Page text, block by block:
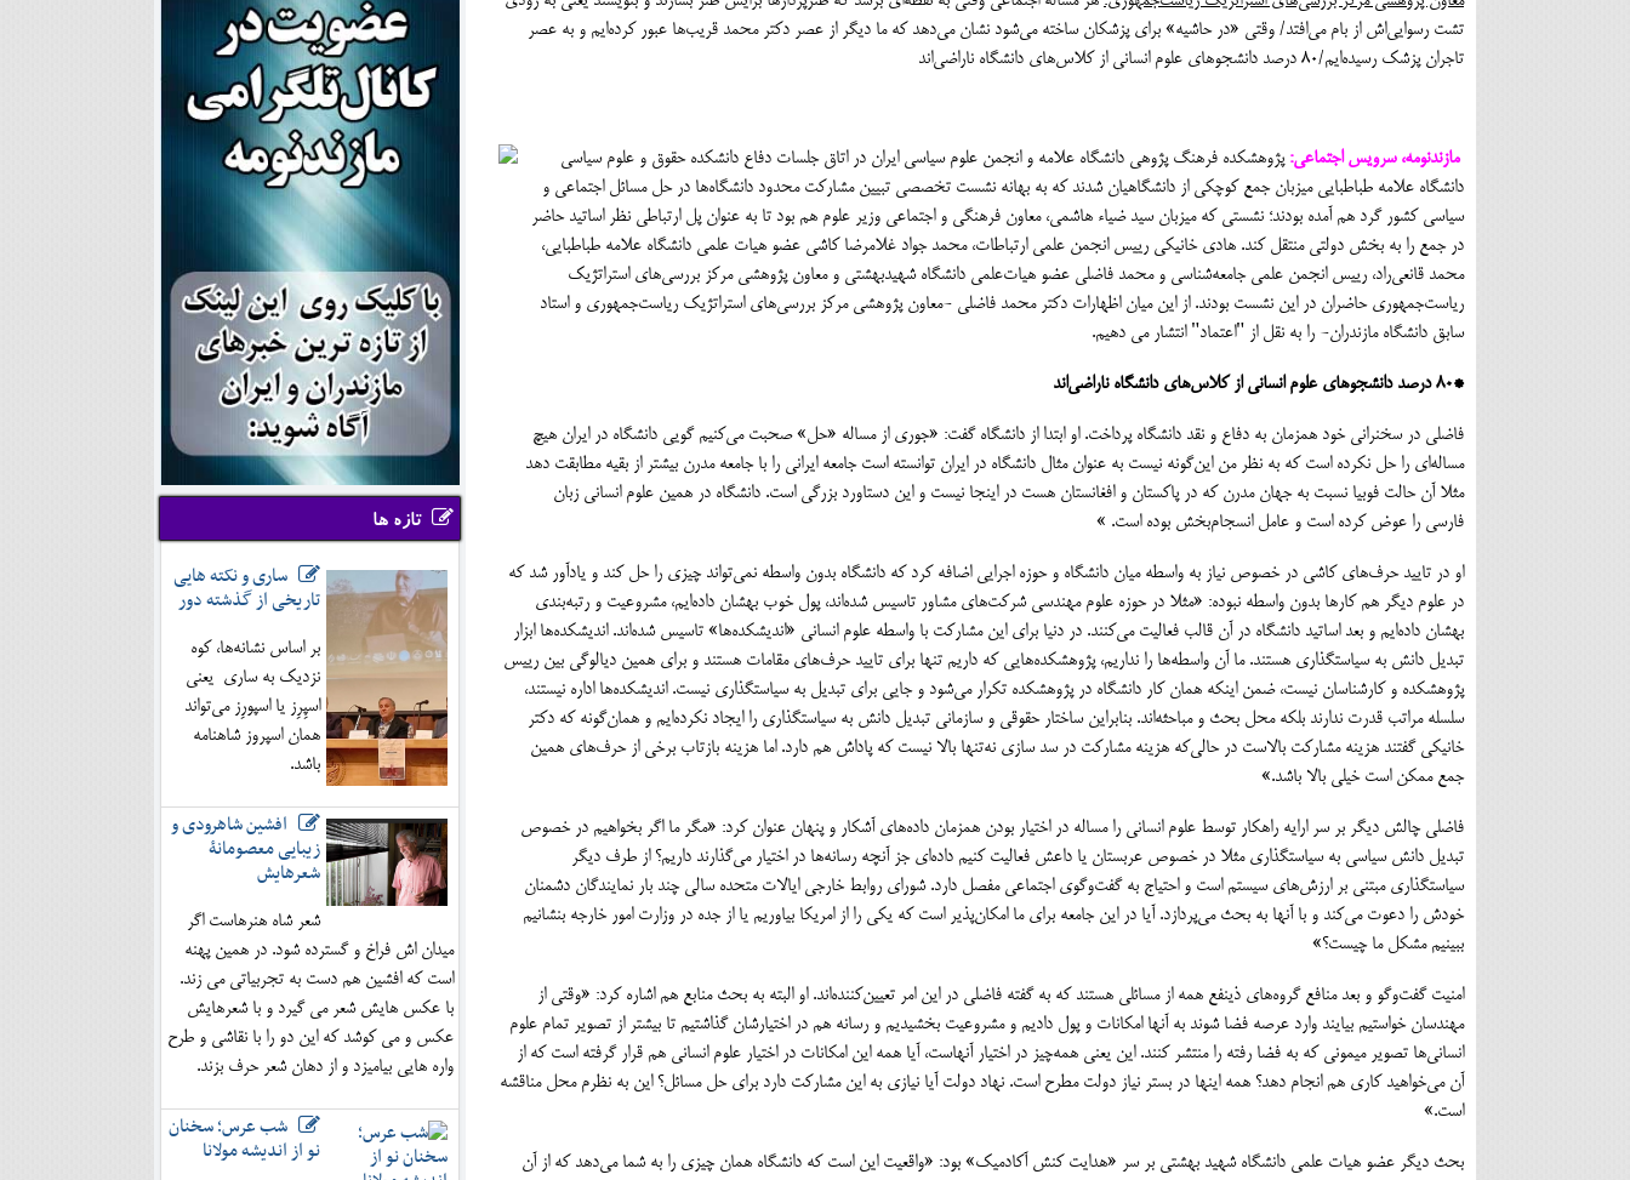
تشت رسوايي‌اش از بام مي‌افتد/ وقتي «در حاشيه» براي پزشكان ساخته مي‌شود نشان مي‌دهد كه ما ديگر از عصر دكتر محمد قريب‌ها عبور كرده‌ايم و به عصر
تاجران پزشك رسيده‌ايم/٨٠ درصد دانشجوهاي علوم انساني از كلاس‌هاي دانشگاه ناراضي‌اند
مازندنومه، سرویس اجتماعی: پژوهشكده فرهنگ پژوهي دانشگاه علامه و انجمن علوم سياسي ايران در اتاق جلسات دفاع دانشكده حقوق و علوم سياسي
دانشگاه علامه طباطبايي ميزبان جمع كوچكي از دانشگاهيان شدند كه به بهانه نشست تخصصي تبيين مشاركت محدود دانشگاه‌ها در حل مسائل اجتماعي و
سياسي كشور گرد هم آمده بودند؛ نشستي كه ميزبان سيد ضياء هاشمي، معاون فرهنگي و اجتماعي وزير علوم هم بود تا به عنوان پل ارتباطي نظر اساتيد حاضر
در جمع را به بخش دولتي منتقل كند. هادي خانيكي رييس انجمن علمي ارتباطات، محمد جواد غلامرضا كاشي عضو هيات علمي دانشگاه علامه طباطبايي،
محمد قانعي‌راد، رييس انجمن علمي جامعه‌شناسي و محمد فاضلي عضو هيات‌علمي دانشگاه شهيدبهشتي و معاون پژوهشي مركز بررسي‌هاي استراتژيك
رياست‌جمهوري حاضران در اين نشست بودند. از این میان اظهارات دکتر محمد فاضلي -معاون پژوهشي مركز بررسي‌هاي استراتژيك رياست‌جمهوري و استاد
سابق دانشگاه مازندران- را به نقل از "اعتماد" انتشار می دهیم.
*٨٠ درصد دانشجوهاي علوم انساني از كلاس‌هاي دانشگاه ناراضي‌اند
فاضلی در سخنراني خود همزمان به دفاع و نقد دانشگاه پرداخت. او ابتدا از دانشگاه گفت: «جوري از مساله «حل» صحبت مي‌كنيم گويي دانشگاه در ايران هيچ
مساله‌اي را حل نكرده است كه به نظر من اين‌گونه نيست به عنوان مثال دانشگاه در ايران توانسته است جامعه ايراني را با جامعه مدرن بيشتر از بقيه مطابقت دهد
مثلا آن حالت فوبيا نسبت به جهان مدرن كه در پاكستان و افغانستان هست در اينجا نيست و اين دستاورد بزرگي است. دانشگاه در همين علوم انساني زبان
فارسي را عوض كرده است و عامل انسجام‌بخش بوده است. »
او در تاييد حرف‌هاي كاشي در خصوص نياز به واسطه ميان دانشگاه و حوزه اجرايي اضافه كرد كه دانشگاه بدون واسطه نمي‌تواند چيزي را حل كند و يادآور شد كه
در علوم ديگر هم كارها بدون واسطه نبوده: «مثلا در حوزه علوم مهندسي شركت‌هاي مشاور تاسيس شده‌اند، پول خوب بهشان داده‌ايم، مشروعيت و رتبه‌بندي
بهشان داده‌ايم و بعد اساتيد دانشگاه در آن قالب فعاليت مي‌كنند. در دنيا براي اين مشاركت با واسطه علوم انساني «انديشكده‌ها» تاسيس شده‌اند. انديشكده‌ها ابزار
تبديل دانش به سياستگذاري هستند. ما آن واسطه‌ها را نداريم، پژوهشكده‌هايي كه داريم تنها براي تاييد حرف‌هاي مقامات هستند و براي همين ديالوگي بين رييس
پژوهشكده و كارشناسان نيست، ضمن اينكه همان كار دانشگاه در پژوهشكده تكرار مي‌شود و جايي براي تبديل به سياستگذاري نيست. انديشكده‌ها اداره نيستند،
سلسله مراتب قدرت ندارند بلكه محل بحث و مباحثه‌اند. بنابراين ساختار حقوقي و سازماني تبديل دانش به سياستگذاري را ايجاد نكرده‌ايم و همان‌گونه كه دكتر
خانيكي گفتند هزينه مشاركت بالاست در حالي‌كه هزينه مشاركت در سد سازي نه‌تنها بالا نيست كه پاداش هم دارد. اما هزينه بازتاب برخي از حرف‌هاي همين
جمع ممكن است خيلي بالا باشد.»
فاضلي چالش ديگر بر سر ارايه راهكار توسط علوم انساني را مساله در اختيار بودن همزمان داده‌هاي آشكار و پنهان عنوان كرد: «مگر ما اگر بخواهيم در خصوص
تبديل دانش سياسي به سياستگذاري مثلا در خصوص عربستان يا داعش فعاليت كنيم داده‌اي جز آنچه رسانه‌ها در اختيار مي‌گذارند داريم؟ از طرف ديگر
سياستگذاري مبتني بر ارزش‌هاي سيستم است و احتياج به گفت‌وگوي اجتماعي مفصل دارد. شوراي روابط خارجي ايالات متحده سالي چند بار نمايندگان دشمنان
خودش را دعوت مي‌كند و با آنها به بحث مي‌پردازد. آيا در اين جامعه براي ما امكان‌پذير است كه يكي را از امريكا بياوريم يا از جده در وزارت امور خارجه بنشانيم
ببينيم مشكل ما چيست؟»
امنيت گفت‌وگو و بعد منافع گروه‌هاي ذينفع همه از مسائلي هستند كه به گفته فاضلي در اين امر تعيين‌كننده‌اند. او البته به بحث منابع هم اشاره كرد: «وقتي از
مهندسان خواستيم بيايند وارد عرصه فضا شوند به آنها امكانات و پول داديم و مشروعيت بخشيديم و رسانه هم در اختيارشان گذاشتيم تا بيشتر از تصوير تمام علوم
انساني‌ها تصوير ميموني كه به فضا رفته را منتشر كنند. اين يعني همه‌چيز در اختيار آنهاست، آيا همه اين امكانات در اختيار علوم انساني هم قرار گرفته است كه از
آن مي‌خواهيد كاري هم انجام دهد؟ همه اينها در بستر نياز دولت مطرح است. نهاد دولت آيا نيازي به اين مشاركت دارد براي حل مسائل؟ اين به نظرم محل مناقشه
است.»
بحث ديگر عضو هيات علمي دانشگاه شهيد بهشتي بر سر «هدايت كنش آكادميك» بود: «واقعيت اين است كه دانشگاه همان چيزي را به شما مي‌دهد كه از آن
تازه ها
ساری و نکته هایی
تاریخی از گذشته دور
بر اساس نشانه‌ها، کوه
نزدیک به ساری یعنی
اسپِرِز یا اسپورِز می‌تواند
همان اسپروز شاهنامه
باشد.
افشین شاهرودی و
زیبایی معصومانۀ
شعرهایش
شعر شاه هنرهاست اگر
میدان اش فراخ و گسترده شود. در همین پهنه
است که افشین هم دست به تجربیاتی می زند.
با عکس هایش شعر می گیرد و با شعرهایش
عکس و می کوشد که این دو را با نقاشی و طرح
واره هایی بیامیزد و از دهان شعر حرف بزند.
شب عرس؛ سخنان
نو از اندیشه مولانا